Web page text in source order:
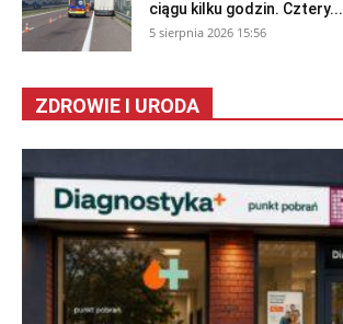
ciągu kilku godzin. Cztery...
5 sierpnia 2026 15:56
ZDROWIE I URODA